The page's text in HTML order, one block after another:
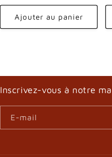
Ajouter au panier
Inscrivez-vous à notre
E-mail